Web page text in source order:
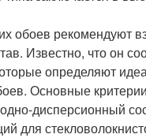
обоев рекомендуют
Известно, что он
определяют
Основные
дисперсионный
для